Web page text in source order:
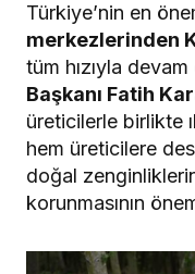
Türkiye’nin en
merkezlerinden
tüm hızıyla
Başkanı Fatih
üreticilerle birlikte
hem üreticilere
doğal
korunmasının